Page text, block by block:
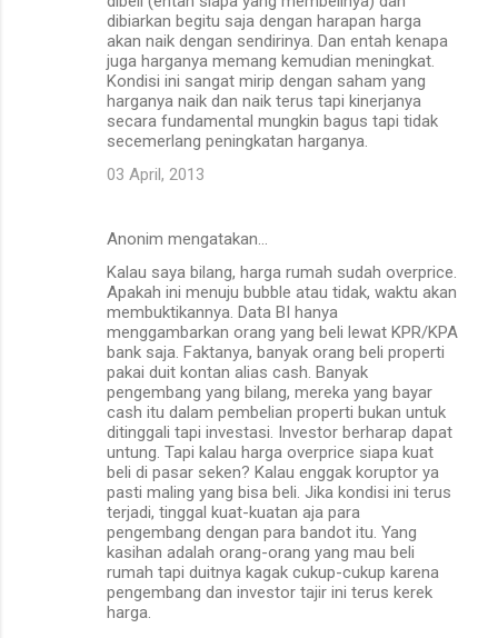
dibiarkan begitu saja dengan harapan harga
akan naik dengan sendirinya. Dan entah kenapa
juga harganya memang kemudian meningkat.
Kondisi ini sangat mirip dengan saham yang
harganya naik dan naik terus tapi kinerjanya
secara fundamental mungkin bagus tapi tidak
secemerlang peningkatan harganya.
03 April, 2013
Anonim mengatakan…
Kalau saya bilang, harga rumah sudah overprice.
Apakah ini menuju bubble atau tidak, waktu akan
membuktikannya. Data BI hanya
menggambarkan orang yang beli lewat KPR/KPA
bank saja. Faktanya, banyak orang beli properti
pakai duit kontan alias cash. Banyak
pengembang yang bilang, mereka yang bayar
cash itu dalam pembelian properti bukan untuk
ditinggali tapi investasi. Investor berharap dapat
untung. Tapi kalau harga overprice siapa kuat
beli di pasar seken? Kalau enggak koruptor ya
pasti maling yang bisa beli. Jika kondisi ini terus
terjadi, tinggal kuat-kuatan aja para
pengembang dengan para bandot itu. Yang
kasihan adalah orang-orang yang mau beli
rumah tapi duitnya kagak cukup-cukup karena
pengembang dan investor tajir ini terus kerek
harga.